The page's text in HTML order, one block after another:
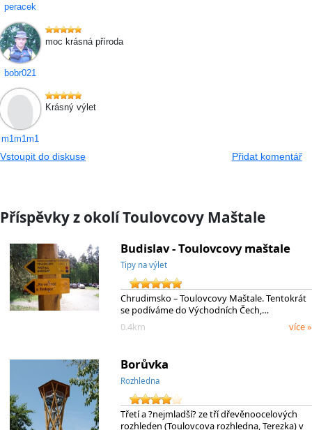
peracek
bobr021
moc krásná příroda
m1m1m1
Krásný výlet
Vstoupit do diskuse Přidat komentář
Příspěvky z okolí Toulovcovy Maštale
Budislav - Toulovcovy maštale
Tipy na výlet
Chrudimsko – Toulovcovy Maštale. Tentokrát
se podíváme do Východních Čech,…
0.4km
více »
Borůvka
Rozhledna
Třetí a ?nejmladší? ze tří dřevěnoocelových
rozhleden (Toulovcova rozhledna, Terezka) v